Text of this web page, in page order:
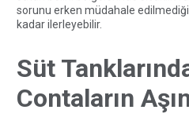
sorunu erken müdahale
kadar ilerleyebilir.
Süt
Contaların